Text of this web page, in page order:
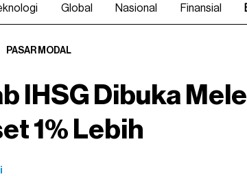
Global Nasional Finansial
PASAR MODAL
IHSG Dibuka
1% Lebih